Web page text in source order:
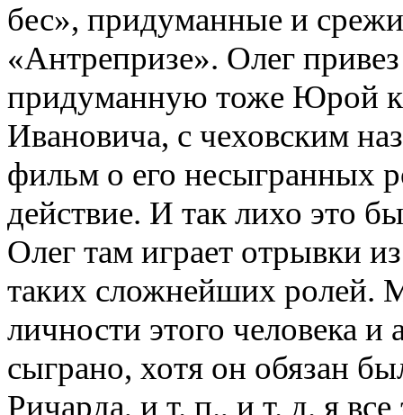
бес», придуманные и
«Антрепризе». Олег
придуманную тоже Юрой к
Ивановича, с чеховским
фильм о его несыгранных
действие. И так лихо это
Олег там играет отрывки
таких сложнейших ролей.
личности этого человека
сыграно, хотя он обязан
Ричарда, и т. п., и т. д. я